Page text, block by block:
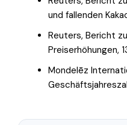
und fallenden
Reuters, Bericht
Preiserhöhungen,
Mondelēz